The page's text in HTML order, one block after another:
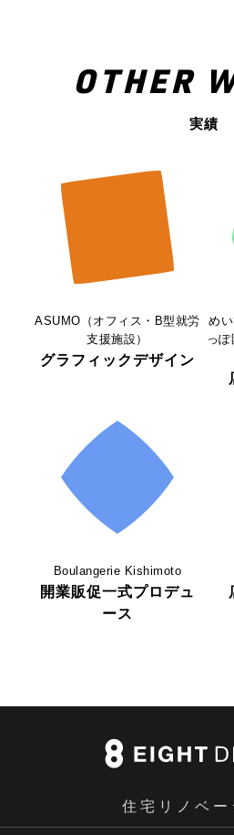
OTHER
実績
ASUMO（オフィス・B型就労
支援施設）
グラフィックデザイン
め
っ
Boulangerie Kishimoto
開業販促一式プロデュ
ース
住宅リノベー